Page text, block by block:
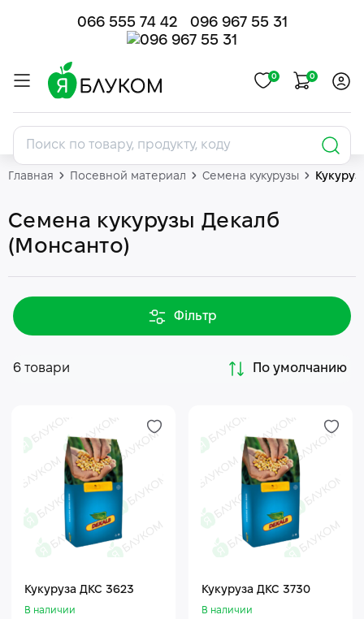
066 555 74 42 096 967 55 31
0 0
Главная Посевной материал Семена кукурузы
Семена кукурузы Декалб
(Монсанто)
Фільтр
6 товари По умолчанию
Кукуруза ДКС 3623
В наличии
Кукуруза ДКС 3730
В наличии